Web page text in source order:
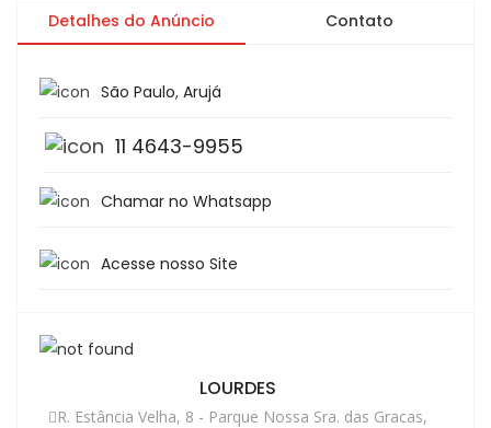
Detalhes do Anúncio Contato
São Paulo, Arujá
11 4643-9955
Chamar no Whatsapp
Acesse nosso Site
LOURDES
R. Estância Velha, 8 - Parque Nossa Sra. das Gracas,